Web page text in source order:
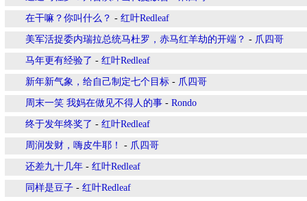
在干嘛？你叫什么？ - 红叶Redleaf
美军活捉委内瑞拉总统马杜罗，赤马红羊劫的开端？ - 爪四哥
马年更有经验了 - 红叶Redleaf
新年新气象，给自己制定七个目标 - 爪四哥
周末一笑 我妈在做见不得人的事 - Rondo
终于发年终奖了 - 红叶Redleaf
周润发财，嗨皮牛耶！ - 爪四哥
还差九十几年 - 红叶Redleaf
同样是豆子 - 红叶Redleaf